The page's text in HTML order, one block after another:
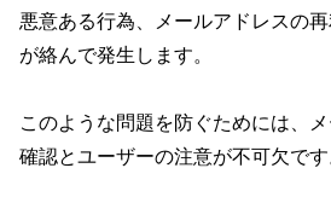
悪意ある行為、メールアドレスの
が絡んで発生します。
このような問題を防ぐためには、
確認とユーザーの注意が不可欠です